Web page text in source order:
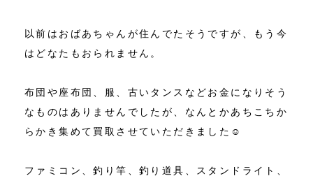
以前はおばあちゃんが住んでたそうですが、もう今
はどなたもおられません。
布団や座布団、服、古いタンスなどお金になりそう
なものはありませんでしたが、なんとかあちこちか
らかき集めて買取させていただきました☺
ファミコン、釣り竿、釣り道具、スタンドライト、